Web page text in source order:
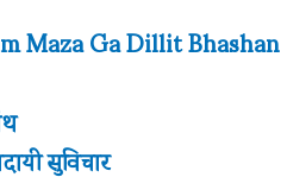
Maza Ga Dillit Bhashan
सुविचार